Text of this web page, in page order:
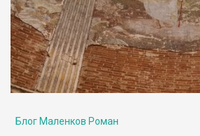
Блог Маленков Роман